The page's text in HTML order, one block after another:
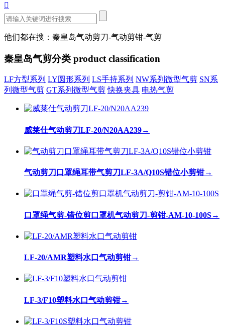

他们都在搜：秦皇岛气动剪刀-气动剪钳-气剪
秦皇岛气剪分类 product classification
LF方型系列 LY圆形系列 LS手持系列 NW系列微型气剪 SN系
列微型气剪 GT系列微型气剪 快换夹具 电热气剪
威莱仕气动剪刀LF-20/N20AA239→
气动剪刀口罩绳耳带气剪刀LF-3A/Q10S错位小剪钳→
口罩绳气剪-错位剪口罩机气动剪刀-剪钳-AM-10-100S→
LF-20/AMR塑料水口气动剪钳→
LF-3/F10塑料水口气动剪钳→